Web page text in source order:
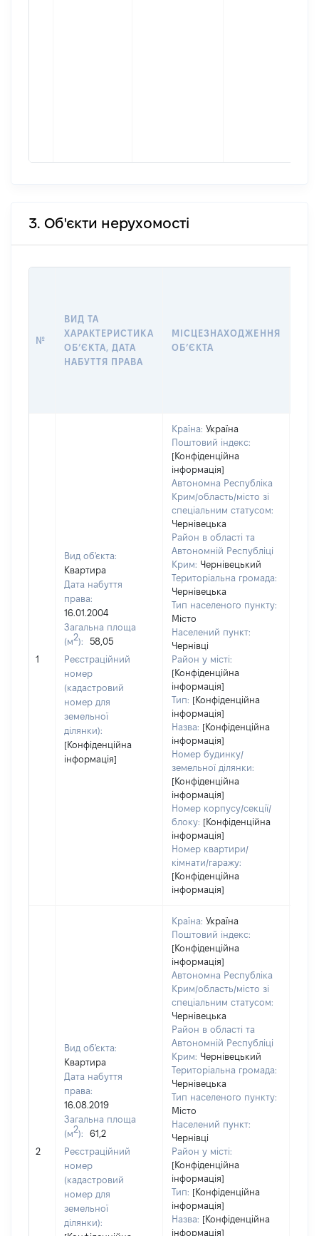
3. Об'єкти нерухомості
№
ВИД ТА
ХАРАКТЕРИСТИКА
ОБʼЄКТА, ДАТА
НАБУТТЯ ПРАВА
МІСЦЕЗНАХОДЖЕННЯ
ОБʼЄКТА
1
Вид об'єкта:
Квартира
Дата набуття
права:
16.01.2004
Загальна площа
(м2):
58,05
Реєстраційний
номер
(кадастровий
номер для
земельної
ділянки):
[Конфіденційна
інформація]
Країна: Україна
Поштовий індекс:
[Конфіденційна
інформація]
Автономна Республіка
Крим/область/місто зі
спеціальним статусом:
Чернівецька
Район в області та
Автономній Республіці
Крим: Чернівецький
Територіальна громада:
Чернівецька
Тип населеного пункту:
Місто
Населений пункт:
Чернівці
Район у місті:
[Конфіденційна
інформація]
Тип: [Конфіденційна
інформація]
Назва: [Конфіденційна
інформація]
Номер будинку/
земельної ділянки:
[Конфіденційна
інформація]
Номер корпусу/секції/
блоку: [Конфіденційна
інформація]
Номер квартири/
кімнати/гаражу:
[Конфіденційна
інформація]
2
Вид об'єкта:
Квартира
Дата набуття
права:
16.08.2019
Загальна площа
(м2):
61,2
Реєстраційний
номер
(кадастровий
номер для
земельної
ділянки):
Країна: Україна
Поштовий індекс:
[Конфіденційна
інформація]
Автономна Республіка
Крим/область/місто зі
спеціальним статусом:
Чернівецька
Район в області та
Автономній Республіці
Крим: Чернівецький
Територіальна громада:
Чернівецька
Тип населеного пункту:
Місто
Населений пункт:
Чернівці
Район у місті:
[Конфіденційна
інформація]
Тип: [Конфіденційна
інформація]
Назва: [Конфіденційна
інформація]